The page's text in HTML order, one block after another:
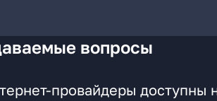
вопросы
провайдеры доступны